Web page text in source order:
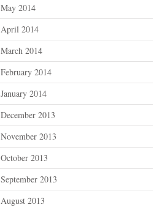
May 2014
April 2014
March 2014
February 2014
January 2014
December 2013
November 2013
October 2013
September 2013
August 2013